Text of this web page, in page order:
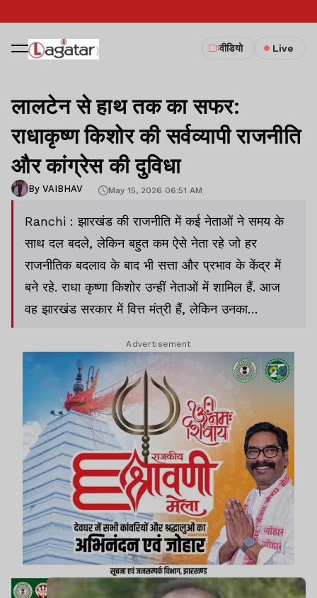
वीडियो Live
लालटेन से हाथ तक का सफर:
राधाकृष्ण किशोर की सर्वव्यापी राजनीति
और कांग्रेस की दुविधा
By VAIBHAV May 15, 2026 06:51 AM
Ranchi : झारखंड की राजनीति में कई नेताओं ने समय के
साथ दल बदले, लेकिन बहुत कम ऐसे नेता रहे जो हर
राजनीतिक बदलाव के बाद भी सत्ता और प्रभाव के केंद्र में
बने रहे. राधा कृष्णा किशोर उन्हीं नेताओं में शामिल हैं. आज
वह झारखंड सरकार में वित्त मंत्री हैं, लेकिन उनका
समीकरणों से होकर गुजरा है.
Advertisement